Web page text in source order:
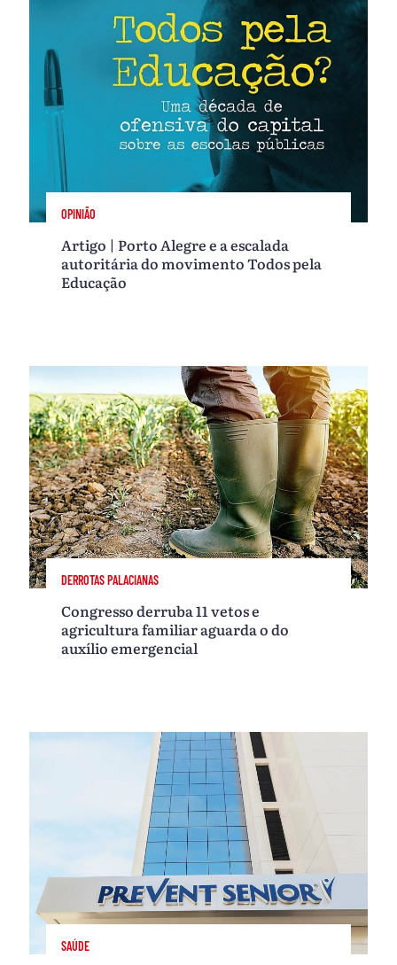
OPINIÃO
Artigo | Porto Alegre e a escalada
autoritária do movimento Todos pela
Educação
DERROTAS PALACIANAS
Congresso derruba 11 vetos e
agricultura familiar aguarda o do
auxílio emergencial
SAÚDE